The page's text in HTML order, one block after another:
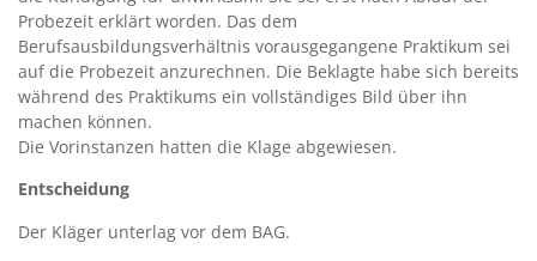
Probezeit erklärt worden. Das dem
Berufsausbildungsverhältnis vorausgegangene Praktikum sei
auf die Probezeit anzurechnen. Die Beklagte habe sich bereits
während des Praktikums ein vollständiges Bild über ihn
machen können.
Die Vorinstanzen hatten die Klage abgewiesen.
Entscheidung
Der Kläger unterlag vor dem BAG.